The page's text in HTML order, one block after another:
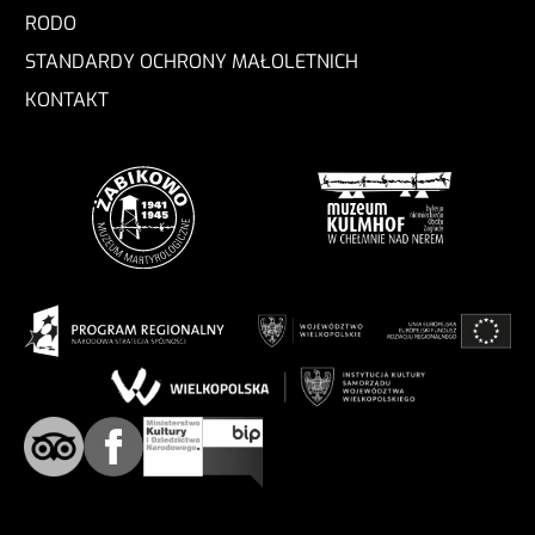
RODO
STANDARDY OCHRONY MAŁOLETNICH
KONTAKT